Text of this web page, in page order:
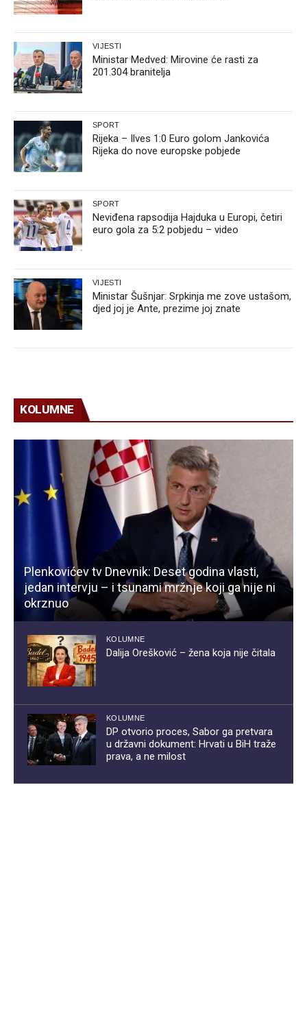
VIJESTI
Ministar Medved: Mirovine će rasti za
201.304 branitelja
SPORT
Rijeka – Ilves 1:0 Euro golom Jankovića
Rijeka do nove europske pobjede
SPORT
Neviđena rapsodija Hajduka u Europi, četiri
euro gola za 5:2 pobjedu – video
VIJESTI
Ministar Šušnjar: Srpkinja me zove ustašom,
djed joj je Ante, prezime joj znate
KOLUMNE
Plenkovićev tv Dnevnik: Deset godina vlasti,
jedan intervju – i tsunami mržnje koji ga nije ni
okrznuo
KOLUMNE
Dalija Orešković – žena koja nije čitala
KOLUMNE
DP otvorio proces, Sabor ga pretvara
u državni dokument: Hrvati u BiH traže
prava, a ne milost